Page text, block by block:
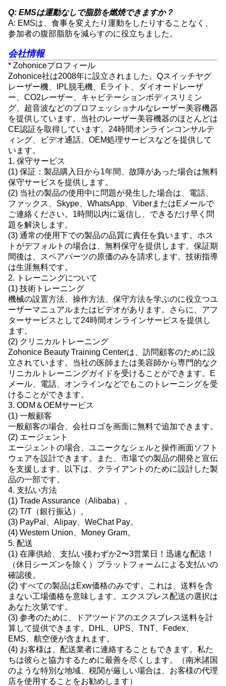
Q: EMSは運動なしで脂肪を燃焼できますか？
A: EMSは、食事を変えたり運動をしたりすることなく、
参加者の腹部脂肪を減らすのに役立ちました。
会社情報
* Zohoniceプロフィール
Zohonice社は2008年に設立されました。Qスイッチヤグ
レーザー機、IPL脱毛機、Eライト、ダイオードレーザ
ー、CO2レーザー、キャビテーションボディスリミン
グ、超音波などのプロフェッショナルなレーザー美容機器
を提供しています。当社のレーザー美容機器のほとんどは
CE認証を取得しています。24時間オンラインコンサルテ
ィング、ビデオ通話、OEM処理サービスなどを提供して
います。
1. 保守サービス
(1) 保証：製品購入日から1年間、故障があった場合は無料
保守サービスを提供します。
(2) 当社の製品の使用中に問題が発生した場合は、電話、
ファックス、Skype、WhatsApp、ViberまたはEメールで
ご連絡ください。1時間以内に返信し、できるだけ早く問
題を解決します。
(3) 通常の使用下での製品の品質に責任を負います。ホス
トがデフォルトの場合は、無料保守を提供します。保証期
間後は、スペアパーツの原価のみを請求します。技術指導
は生涯無料です。
2. トレーニングについて
(1) 技術トレーニング
機械の設置方法、操作方法、保守方法を学ぶのに役立つユ
ーザーマニュアルまたはビデオがあります。さらに、アフ
ターサービスとして24時間オンラインサービスを提供し
ます。
(2) クリニカルトレーニング
Zohonice Beauty Training Centerは、訪問顧客のために設
立されています。当社の医師または美容師から専門的なク
リニカルトレーニングガイドを受けることができます。E
メール、電話、オンラインなどでもこのトレーニングを受
けることができます。
3. ODM＆OEMサービス
(1) 一般顧客
一般顧客の場合、会社ロゴを画面に無料で追加できます。
(2) エージェント
エージェントの場合、ユニークなシェルと操作画面ソフト
ウェアを設計できます。また、市場での製品の開発と宣伝
を支援します。以下は、クライアントのために設計した製
品の一部です。
4. 支払い方法
(1) Trade Assurance（Alibaba）。
(2) T/T（銀行振込）。
(3) PayPal、Alipay、WeChat Pay。
(4) Western Union、Money Gram。
5. 配送
(1) 在庫供給、支払い後わずか2〜3営業日！迅速な配送！
（休日シーズンを除く）プラットフォームによる支払いの
確認後。
(2) すべての製品はExw価格のみです。これは、送料を含
まない工場価格を意味します。エクスプレス配送の選択は
あなた次第です。
(3) 参考のために、ドアツードアのエクスプレス送料を計
算して提供できます。DHL、UPS、TNT、Fedex、
EMS、航空便が含まれます。
(4) お客様は、配送業者に連絡することもできます。私た
ちは彼らと協力するために最善を尽くします。（南米諸国
のような特別な地域、税関が厳しい場合は、お客様の代理
店を使用することをお勧めします）